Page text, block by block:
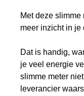
Met deze
meer inzicht in
Dat is handig,
je veel energie
slimme meter
leverancier